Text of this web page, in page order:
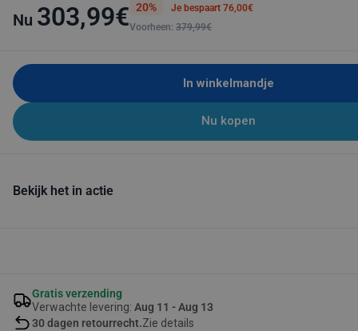
Nu 303,99€ 20%
Je bespaart 76,00€
Voorheen: 379,99€
In winkelmandje
Nu kopen
Bekijk het in actie
Gratis verzending
Verwachte levering: Aug 11 - Aug 13
30 dagen retourrecht.Zie details